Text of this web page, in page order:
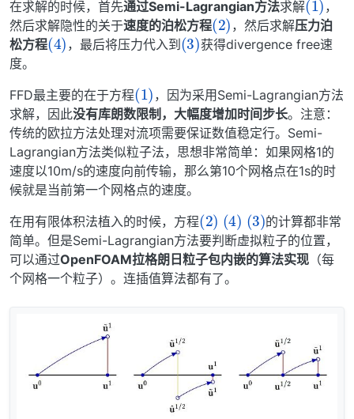
在求解的时候，首先通过Semi-Lagrangian方法求解
，
然后求解隐性的关于速度的泊松方程
(2)
，然后求解压力泊
松方程
(4)
，最后将压力代入到
(3)
获得divergence free速
度。
FFD最主要的在于方程
(1)
，因为采用Semi-Lagrangian方法
求解，因此没有库朗数限制，大幅度增加时间步长。注意：
传统的欧拉方法处理对流项需要保证数值稳定行。Semi-
Lagrangian方法类似粒子法，思想非常简单：如果网格1的
速度以10m/s的速度向前传输，那么第10个网格点在1s的时
候就是当前第一个网格点的速度。
在用有限体积法植入的时候，方程
(2) (4) (3)
的计算都非常
简单。但是Semi-Lagrangian方法要判断虚拟粒子的位置，
可以通过OpenFOAM拉格朗日粒子包内嵌的算法实现 （每
个网格一个粒子）。连插值算法都有了。